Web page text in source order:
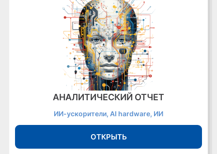
АНАЛИТИЧЕСКИЙ ОТЧЕТ
ИИ-ускорители, AI hardware, ИИ
ОТКРЫТЬ